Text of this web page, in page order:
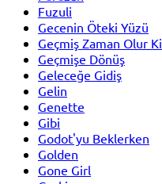
Fuzuli
Gecenin Öteki Yüzü
Geçmiş Zaman Olur Ki
Geçmişe Dönüş
Geleceğe Gidiş
Gelin
Genette
Gibi
Godot'yu Beklerken
Golden
Gone Girl